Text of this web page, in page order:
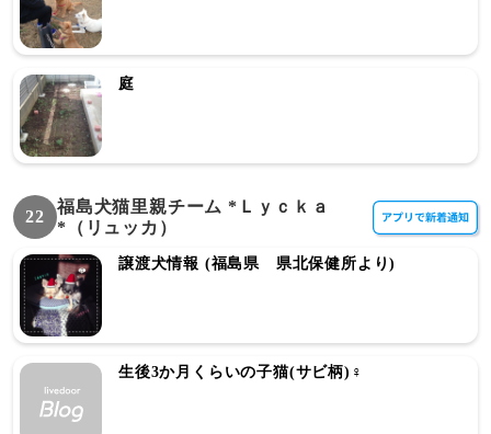
庭
22
福島犬猫里親チーム *Ｌｙｃｋａ
*（リュッカ）
譲渡犬情報 (福島県 県北保健所より)
生後3か月くらいの子猫(サビ柄)♀